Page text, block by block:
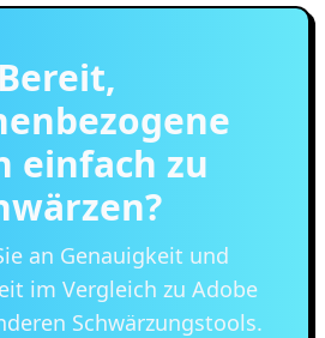
Bereit,
einfach zu
an Genauigkeit und
im Vergleich zu Adobe
Schwärzungstools.